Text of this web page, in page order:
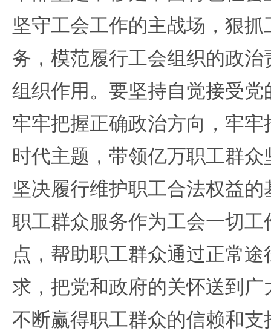
坚守工会工作的主战场，狠
务，模范履行工会组织的政
组织作用。要坚持自觉接受
牢牢把握正确政治方向，牢
时代主题，带领亿万职工群
坚决履行维护职工合法权益
职工群众服务作为工会一切
点，帮助职工群众通过正常
求，把党和政府的关怀送到
不断赢得职工群众的信赖和